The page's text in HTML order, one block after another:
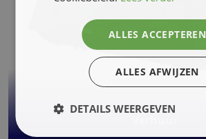
ALLES ACCEPTEREN
ALLES AFWIJZEN
DETAILS WEERGEVEN